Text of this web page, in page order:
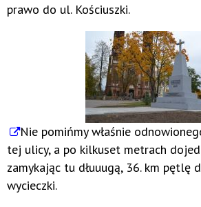
prawo do ul. Kościuszki.
Nie pomińmy właśnie
tej ulicy, a po kilkuset metrach
zamykając tu dłuuugą, 36. km pętlę
wycieczki.